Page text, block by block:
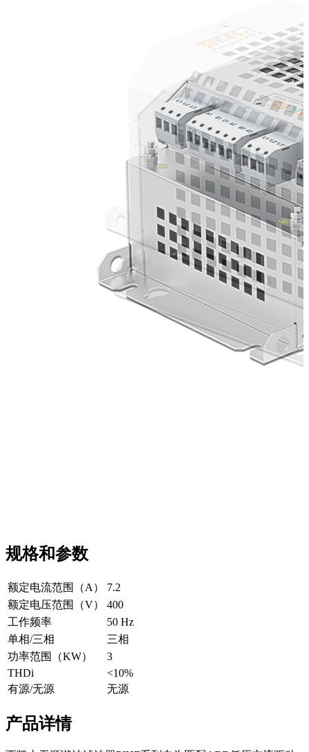
规格和参数
额定电流范围（A）
7.2
额定电压范围（V）
400
工作频率
50 Hz
单相/三相
三相
功率范围（KW）
3
THDi
<10%
有源/无源
无源
产品详情